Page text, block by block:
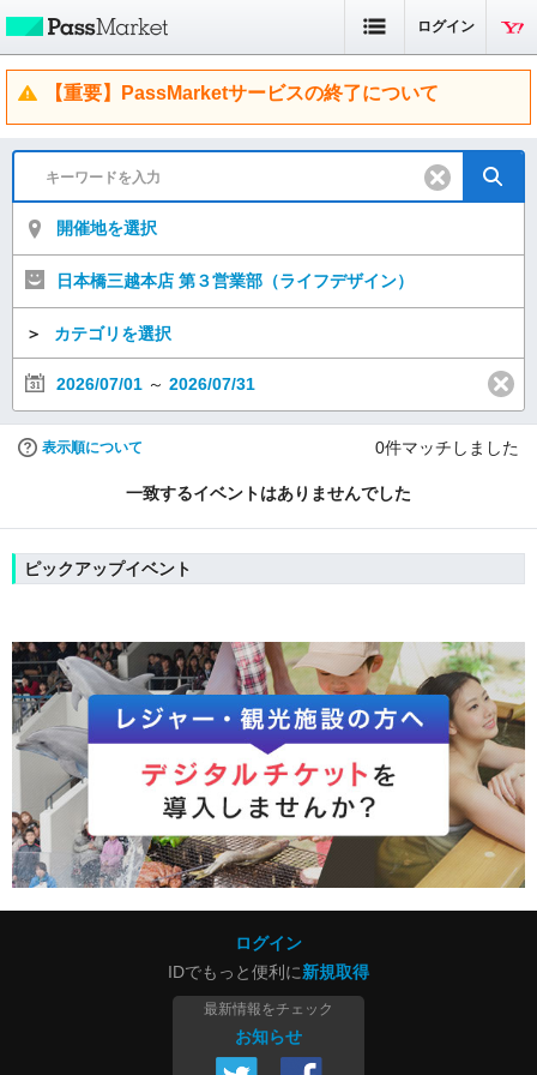
ログイン
【重要】PassMarketサービスの終了について
開催地を選択
日本橋三越本店 第３営業部（ライフデザイン）
＞ カテゴリを選択
2026/07/01 ～ 2026/07/31
表示順について 0件マッチしました
一致するイベントはありませんでした
ピックアップイベント
ログイン
IDでもっと便利に新規取得
最新情報をチェック
お知らせ